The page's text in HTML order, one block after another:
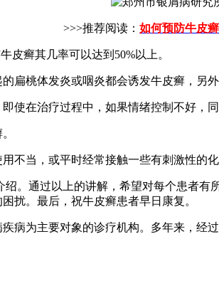
>>>推荐阅读： 如何预防牛皮
皮癣其几率可以达到50%以上。
扁桃体发炎或咽炎都会诱发牛皮癣，另
使在治疗过程中，如果情绪控制不好，
不当，或平时经常接触一些有刺激性的
绍。通过以上的讲解，希望对每个患者
扰。最后，祝牛皮癣患者早日康复。
病为主要对象的诊疗机构。多年来，